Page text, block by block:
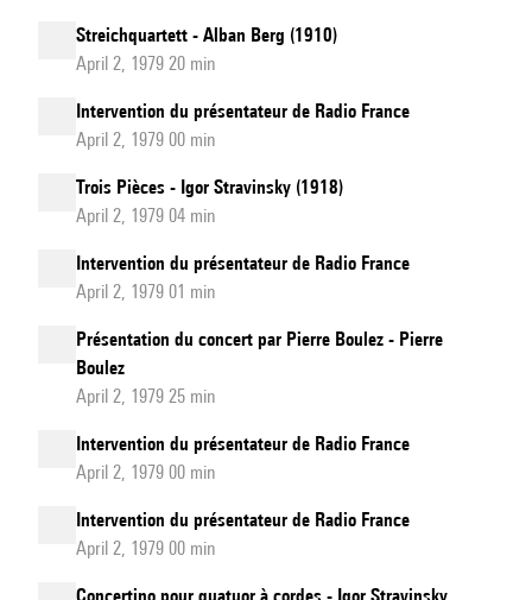
Streichquartett - Alban Berg (1910)
April 2, 1979 20 min
Intervention du présentateur de Radio France
April 2, 1979 00 min
Trois Pièces - Igor Stravinsky (1918)
April 2, 1979 04 min
Intervention du présentateur de Radio France
April 2, 1979 01 min
Présentation du concert par Pierre Boulez - Pierre
Boulez
April 2, 1979 25 min
Intervention du présentateur de Radio France
April 2, 1979 00 min
Intervention du présentateur de Radio France
April 2, 1979 00 min